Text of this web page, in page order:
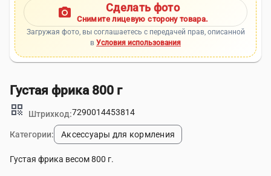
photo_camera Сделать фото
Снимите лицевую сторону товара.
Загружая фото, вы соглашаетесь с передачей прав, описанной
в Условия использования
Густая фрика 800 г
qr_code
Штрихкод:7290014453814
Категории: Аксессуары для кормления
Густая фрика весом 800 г.